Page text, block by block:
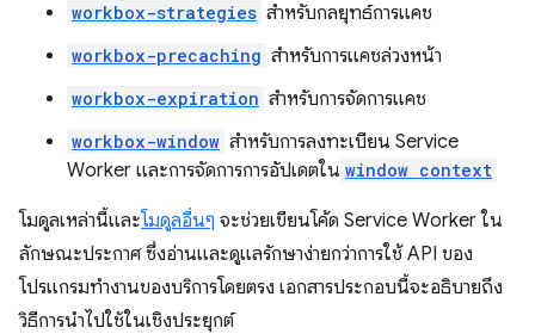
workbox-strategies สำหรับกลยุทธ์การแคช
workbox-precaching สำหรับการแคชล่วงหน้า
workbox-expiration สำหรับการจัดการแคช
workbox-window สำหรับการลงทะเบียน Service
Worker และการจัดการการอัปเดตใน window context
โมดูลเหล่านี้และโมดูลอื่นๆ จะช่วยเขียนโค้ด Service Worker ใน
ลักษณะประกาศ ซึ่งอ่านและดูแลรักษาง่ายกว่าการใช้ API ของ
โปรแกรมทำงานของบริการโดยตรง เอกสารประกอบนี้จะอธิบายถึง
วิธีการนำไปใช้ในเชิงประยุกต์